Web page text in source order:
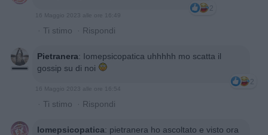
2
16 Maggio 2023 alle ore 16:49
· Ti stimo · Rispondi
Pietranera: Iomepsicopatica uhhhhh mo scatta il
gossip su di noi
2
16 Maggio 2023 alle ore 16:54
· Ti stimo · Rispondi
Iomepsicopatica: pietranera ho ascoltato e visto ora